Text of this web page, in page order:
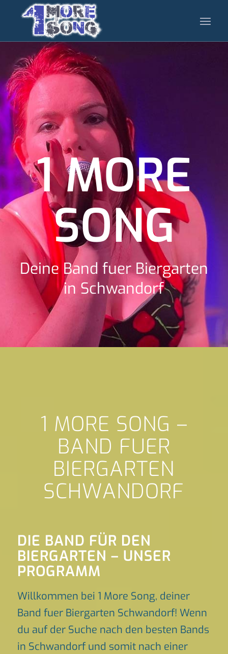
1 MORE
SONG
Deine Band fuer Biergarten
in Schwandorf
1 MORE SONG –
BAND FUER
BIERGARTEN
SCHWANDORF
DIE BAND FÜR DEN
BIERGARTEN – UNSER
PROGRAMM
Willkommen bei 1 More Song, deiner
Band fuer Biergarten Schwandorf! Wenn
du auf der Suche nach den besten Bands
in Schwandorf und somit nach einer